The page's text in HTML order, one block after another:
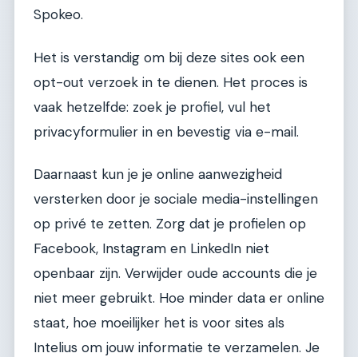
Spokeo.
Het is verstandig om bij deze sites ook een
opt-out verzoek in te dienen. Het proces is
vaak hetzelfde: zoek je profiel, vul het
privacyformulier in en bevestig via e-mail.
Daarnaast kun je je online aanwezigheid
versterken door je sociale media-instellingen
op privé te zetten. Zorg dat je profielen op
Facebook, Instagram en LinkedIn niet
openbaar zijn. Verwijder oude accounts die je
niet meer gebruikt. Hoe minder data er online
staat, hoe moeilijker het is voor sites als
Intelius om jouw informatie te verzamelen. Je